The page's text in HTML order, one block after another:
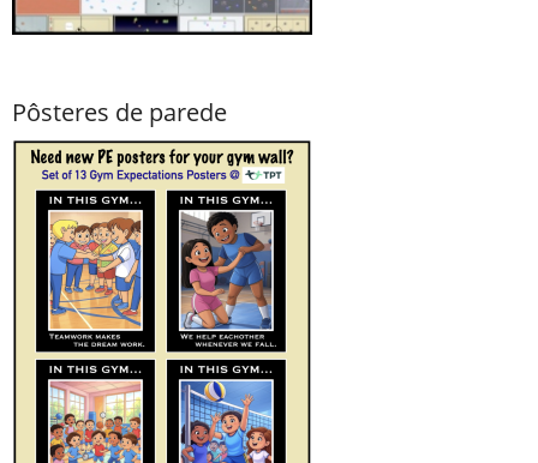
Pôsteres de parede